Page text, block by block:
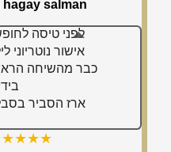
salman
לפני טיסה
אישור
כבר מהשיחה
ארז הסביר